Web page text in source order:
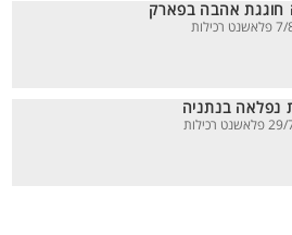
חוגגת אהבה בפארק
נפלאה בנתניה
רכילות